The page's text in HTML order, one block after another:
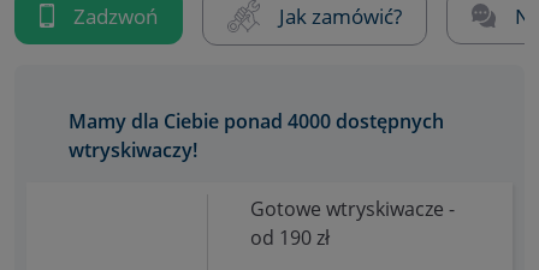
Zadzwoń Jak zamówić?
Mamy dla Ciebie ponad 4000 dostępnych
wtryskiwaczy!
Gotowe wtryskiwacze -
od 190 zł